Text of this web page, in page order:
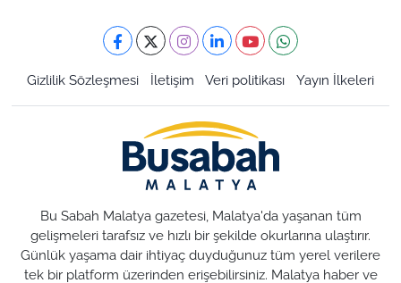
Gizlilik Sözleşmesi İletişim Veri politikası Yayın İlkeleri
Bu Sabah Malatya gazetesi, Malatya'da yaşanan tüm
gelişmeleri tarafsız ve hızlı bir şekilde okurlarına ulaştırır.
Günlük yaşama dair ihtiyaç duyduğunuz tüm yerel verilere
tek bir platform üzerinden erişebilirsiniz. Malatya haber ve